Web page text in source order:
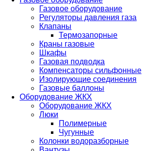
Газовое оборудование
Регуляторы давления газа
Клапаны
Термозапорные
Краны газовые
Шкафы
Газовая подводка
Компенсаторы сильфонные
Изолирующие соединения
Газовые баллоны
Оборудование ЖКХ
Оборудование ЖКХ
Люки
Полимерные
Чугунные
Колонки водоразборные